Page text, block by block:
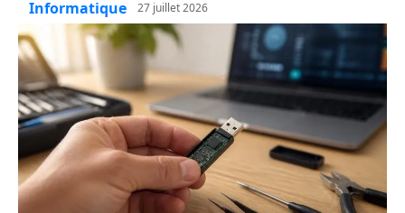
Informatique 27 juillet 2026